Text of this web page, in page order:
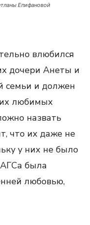
Епифановой
влюбился
дочери Анеты и
семьи и должен
любимых
назвать
что их даже не
у них не было
была
любовью,